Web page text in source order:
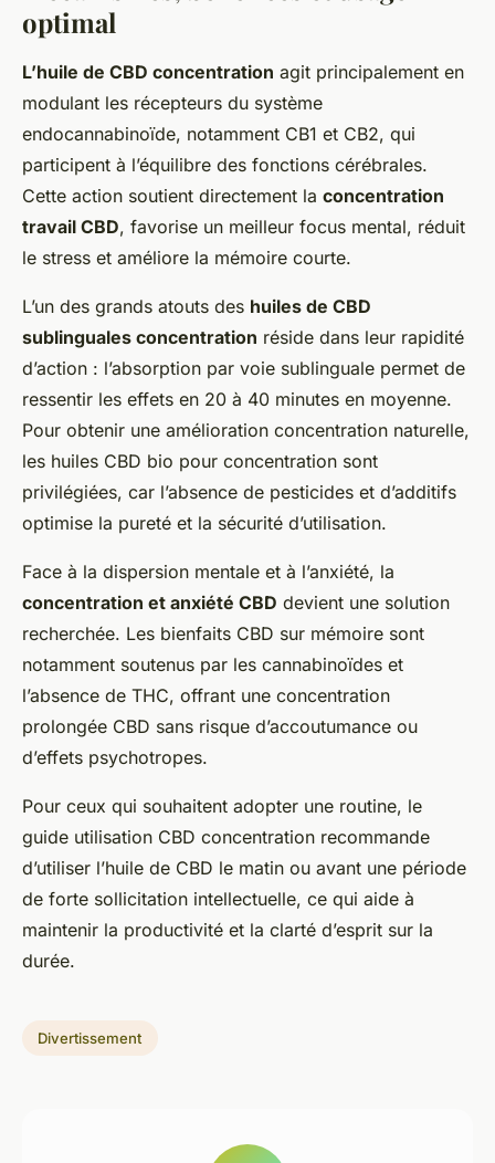
optimal
L’huile de CBD concentration agit principalement en
modulant les récepteurs du système
endocannabinoïde, notamment CB1 et CB2, qui
participent à l’équilibre des fonctions cérébrales.
Cette action soutient directement la concentration
travail CBD, favorise un meilleur focus mental, réduit
le stress et améliore la mémoire courte.
L’un des grands atouts des huiles de CBD
sublinguales concentration réside dans leur rapidité
d’action : l’absorption par voie sublinguale permet de
ressentir les effets en 20 à 40 minutes en moyenne.
Pour obtenir une amélioration concentration naturelle,
les huiles CBD bio pour concentration sont
privilégiées, car l’absence de pesticides et d’additifs
optimise la pureté et la sécurité d’utilisation.
Face à la dispersion mentale et à l’anxiété, la
concentration et anxiété CBD devient une solution
recherchée. Les bienfaits CBD sur mémoire sont
notamment soutenus par les cannabinoïdes et
l’absence de THC, offrant une concentration
prolongée CBD sans risque d’accoutumance ou
d’effets psychotropes.
Pour ceux qui souhaitent adopter une routine, le
guide utilisation CBD concentration recommande
d’utiliser l’huile de CBD le matin ou avant une période
de forte sollicitation intellectuelle, ce qui aide à
maintenir la productivité et la clarté d’esprit sur la
durée.
Divertissement